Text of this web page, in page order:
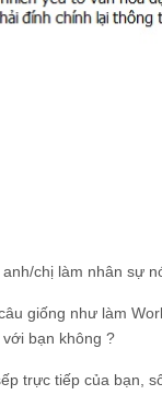
chị làm nhân sự
giống như làm
bạn không ?
trực tiếp của bạn,